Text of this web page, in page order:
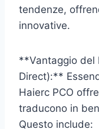
tendenze,
innovative.
**Vantaggio del
Direct):**
Haierc PCO
traducono in
Questo include: